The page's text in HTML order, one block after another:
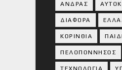
ΑΝΔΡΑΣ
ΔΙΑΦΟΡΑ
ΚΟΡΙΝΘΙA ΠΑΙΔΙ
ΠΕΛΟΠΟΝΝΗΣΟΣ
ΤΕΧΝΟΛΟΓΙΑ